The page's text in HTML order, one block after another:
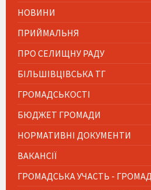
НОВИНИ
ПРИЙМАЛЬНЯ
ПРО СЕЛИЩНУ РАДУ
БІЛЬШІВЦІВСЬКА ТГ
ГРОМАДСЬКОСТІ
БЮДЖЕТ ГРОМАДИ
НОРМАТИВНІ ДОКУМЕНТИ
ВАКАНСІЇ
ГРОМАДСЬКА УЧАСТЬ -